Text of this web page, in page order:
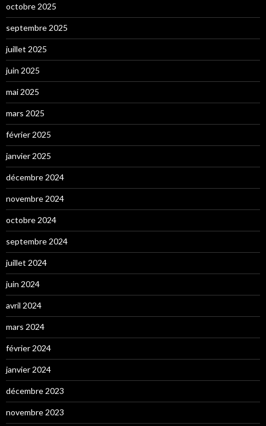
octobre 2025
septembre 2025
juillet 2025
juin 2025
mai 2025
mars 2025
février 2025
janvier 2025
décembre 2024
novembre 2024
octobre 2024
septembre 2024
juillet 2024
juin 2024
avril 2024
mars 2024
février 2024
janvier 2024
décembre 2023
novembre 2023